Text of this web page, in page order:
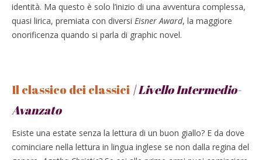
identità. Ma questo è solo l’inizio di una avventura complessa,
quasi lirica, premiata con diversi Eisner Award, la maggiore
onorificenza quando si parla di graphic novel.
Il classico dei classici | Livello Intermedio-
Avanzato
Esiste una estate senza la lettura di un buon giallo? E da dove
cominciare nella lettura in lingua inglese se non dalla regina del